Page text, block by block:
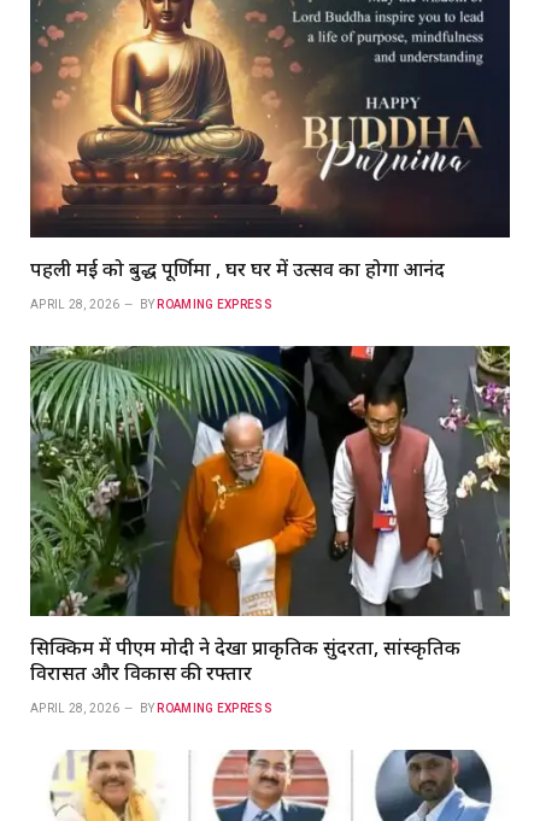
पहली मई को बुद्ध पूर्णिमा , घर घर में उत्सव का होगा आनंद
APRIL 28, 2026 BY ROAMING EXPRESS
सिक्किम में पीएम मोदी ने देखा प्राकृतिक सुंदरता, सांस्कृतिक
विरासत और विकास की रफ्तार
APRIL 28, 2026 BY ROAMING EXPRESS